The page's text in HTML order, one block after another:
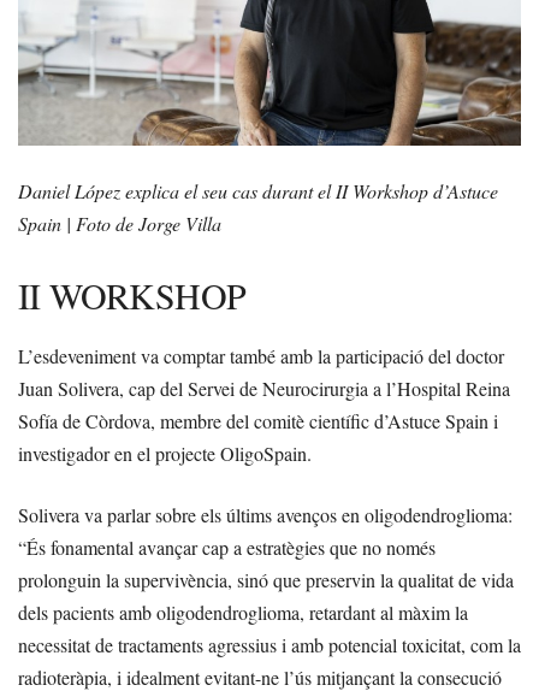
Daniel López explica el seu cas durant el II Workshop d’Astuce
Spain | Foto de Jorge Villa
II WORKSHOP
L’esdeveniment va comptar també amb la participació del doctor
Juan Solivera, cap del Servei de Neurocirurgia a l’Hospital Reina
Sofía de Còrdova, membre del comitè científic d’Astuce Spain i
investigador en el projecte OligoSpain.
Solivera va parlar sobre els últims avenços en oligodendroglioma:
“És fonamental avançar cap a estratègies que no només
prolonguin la supervivència, sinó que preservin la qualitat de vida
dels pacients amb oligodendroglioma, retardant al màxim la
necessitat de tractaments agressius i amb potencial toxicitat, com la
radioteràpia, i idealment evitant-ne l’ús mitjançant la consecució